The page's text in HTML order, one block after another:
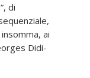
di
ai
Didi-